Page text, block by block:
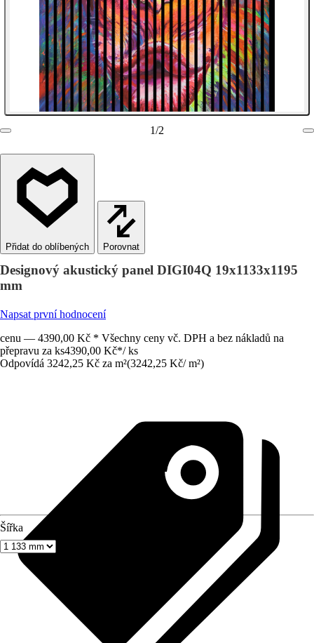
1/2
Porovnat
Designový akustický panel DIGI04Q 19x1133x1195
mm
Napsat první hodnocení
cenu — 4390,00 Kč * Všechny ceny vč. DPH a bez nákladů na
přepravu za ks4390,00 Kč*/ ks
Odpovídá 3242,25 Kč za m²(3242,25 Kč/ m²)
Šířka